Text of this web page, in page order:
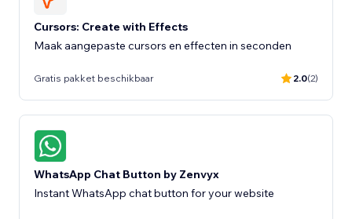
Cursors: Create with Effects
Maak aangepaste cursors en effecten in seconden
Gratis pakket beschikbaar 2.0(2)
WhatsApp Chat Button by Zenvyx
Instant WhatsApp chat button for your website